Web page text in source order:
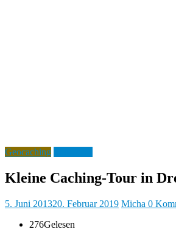
Geocaching
Kleine Caching-Tour in
5. Juni 201320. Februar 2019 Micha 0
276Gelesen